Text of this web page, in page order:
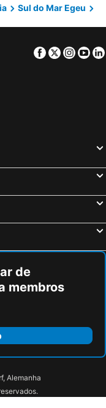
Hotéis na praia
Paros Hotéis na praia
na praia
Hotéis na praia
Sul do Mar Egeu
Facebook
Twitter
de
membros
Alemanha